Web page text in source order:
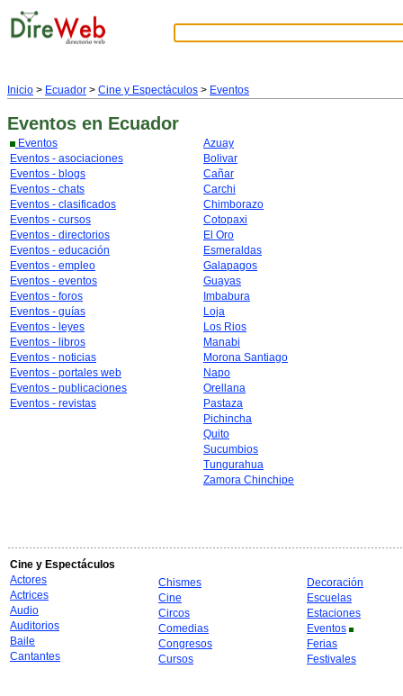
Inicio > Ecuador > Cine y Espectáculos > Eventos
Eventos en Ecuador
Eventos
Eventos - asociaciones
Eventos - blogs
Eventos - chats
Eventos - clasificados
Eventos - cursos
Eventos - directorios
Eventos - educación
Eventos - empleo
Eventos - eventos
Eventos - foros
Eventos - guías
Eventos - leyes
Eventos - libros
Eventos - noticias
Eventos - portales web
Eventos - publicaciones
Eventos - revistas
Azuay
Bolivar
Cañar
Carchi
Chimborazo
Cotopaxi
El Oro
Esmeraldas
Galapagos
Guayas
Imbabura
Loja
Los Rios
Manabi
Morona Santiago
Napo
Orellana
Pastaza
Pichincha
Quito
Sucumbios
Tungurahua
Zamora Chinchipe
Cine y Espectáculos
Actores
Actrices
Audio
Auditorios
Baile
Cantantes
Chismes
Cine
Circos
Comedias
Congresos
Cursos
Decoración
Escuelas
Estaciones
Eventos
Ferias
Festivales